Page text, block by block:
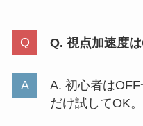
Q. 視点加速度
A. 初心者は
だけ試してOK。